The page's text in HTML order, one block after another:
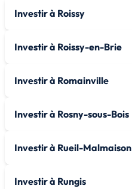
Investir à Roissy
Investir à Roissy-en-Brie
Investir à Romainville
Investir à Rosny-sous-Bois
Investir à Rueil-Malmaison
Investir à Rungis